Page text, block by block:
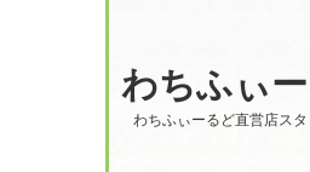
わちふぃ
わちふぃーるど直営店ス